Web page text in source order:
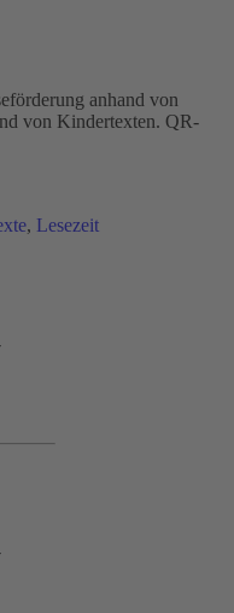
anhand von
von Kindertexten. QR-
, Lesezeit